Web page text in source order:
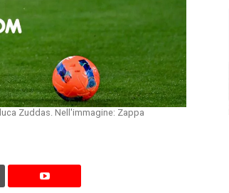
Zuddas. Nell'immagine: Zappa